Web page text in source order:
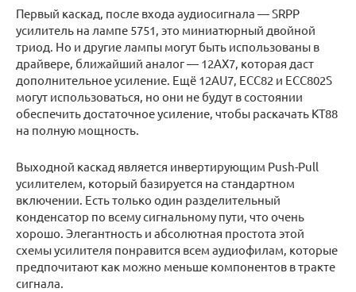
Первый каскад, после входа аудиосигнала — SRPP
усилитель на лампе 5751, это миниатюрный двойной
триод. Но и другие лампы могут быть использованы в
драйвере, ближайший аналог — 12AX7, которая даст
дополнительное усиление. Ещё 12AU7, ECC82 и ECC802S
могут использоваться, но они не будут в состоянии
обеспечить достаточное усиление, чтобы раскачать KT88
на полную мощность.
Выходной каскад является инвертирующим Push-Pull
усилителем, который базируется на стандартном
включении. Есть только один разделительный
конденсатор по всему сигнальному пути, что очень
хорошо. Элегантность и абсолютная простота этой
схемы усилителя понравится всем аудиофилам, которые
предпочитают как можно меньше компонентов в тракте
сигнала.